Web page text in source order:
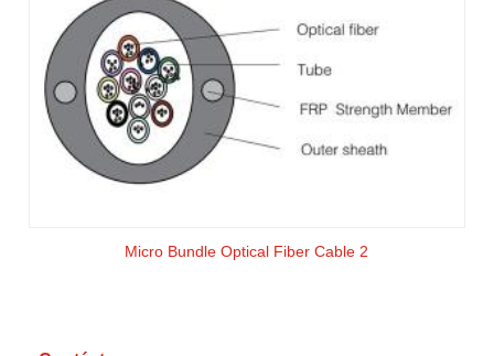
Micro Bundle Optical Fiber Cable 2